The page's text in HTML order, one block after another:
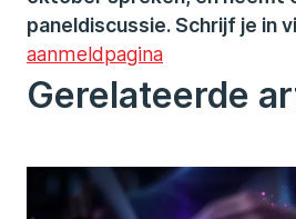
paneldiscussie. Schrijf je in
aanmeldpagina
Gerelateerde